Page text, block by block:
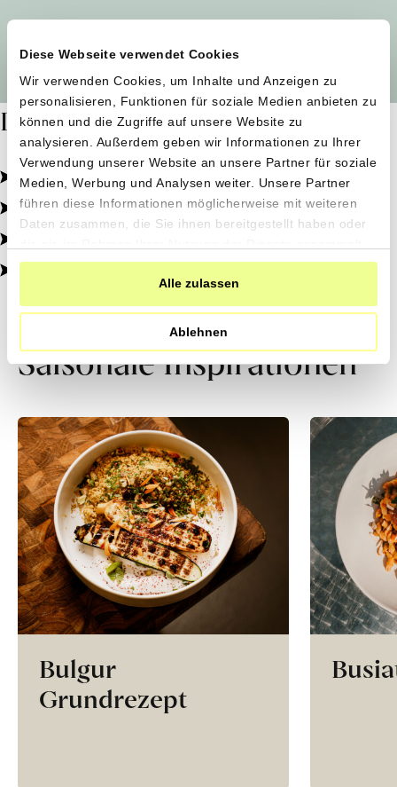
Diese Webseite verwendet Cookies
Wir verwenden Cookies, um Inhalte und Anzeigen zu
personalisieren, Funktionen für soziale Medien anbieten zu
können und die Zugriffe auf unsere Website zu
analysieren. Außerdem geben wir Informationen zu Ihrer
Verwendung unserer Website an unsere Partner für soziale
Medien, Werbung und Analysen weiter. Unsere Partner
führen diese Informationen möglicherweise mit weiteren
Daten zusammen, die Sie ihnen bereitgestellt haben oder
haben.
Alle zulassen
Ablehnen
Dafür stehen wir
Pestizidfrei angebaut, schonend verarbeitet.
Natürliche Zutaten, echter Geschmack.
Von kleinen Höfen, direkt zu dir.
100% transparent, 0% Zusatzstoffe.
Saisonale Inspirationen
Bulgur
Grundrezept